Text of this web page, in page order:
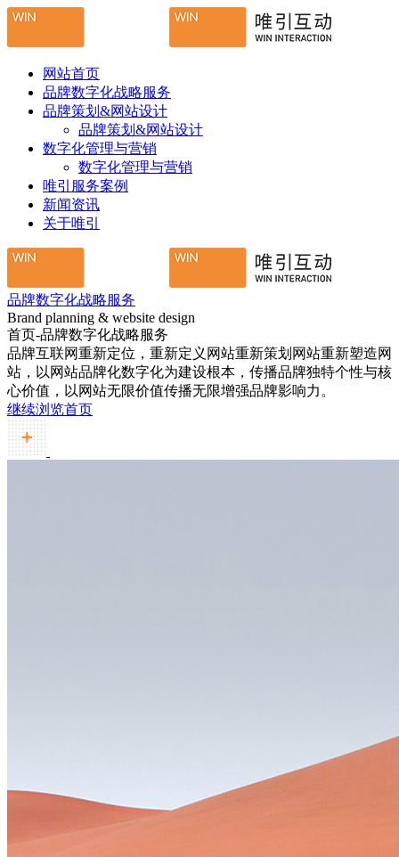
网站首页
品牌数字化战略服务
品牌策划&网站设计
品牌策划&网站设计
数字化管理与营销
数字化管理与营销
唯引服务案例
新闻资讯
关于唯引
品牌数字化战略服务
Brand planning & website design
首页-品牌数字化战略服务
品牌互联网重新定位，重新定义网站重新策划网站重新塑造网
站，以网站品牌化数字化为建设根本，传播品牌独特个性与核
心价值，以网站无限价值传播无限增强品牌影响力。
继续浏览首页